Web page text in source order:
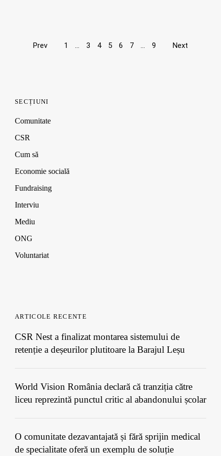
Page
Prev 1 … 3 4 5 6 7 … 9 Next
SECȚIUNI
Comunitate
CSR
Cum să
Economie socială
Fundraising
Interviu
Mediu
ONG
Voluntariat
ARTICOLE RECENTE
CSR Nest a finalizat montarea sistemului de
retenție a deșeurilor plutitoare la Barajul Leșu
World Vision România declară că tranziția către
liceu reprezintă punctul critic al abandonului școlar
O comunitate dezavantajată și fără sprijin medical
de specialitate oferă un exemplu de soluție